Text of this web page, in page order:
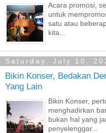
Acara promosi,
untuk
satu atau
kita...
Saturday, July 10,
Bikin Konser, Bedakan
Yang Lain
Bikin Konser,
menghadirkan
bukan hal yang
penyelenggar...